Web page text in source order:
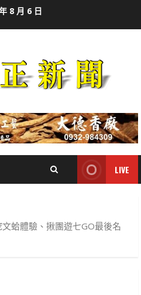
8 月 6 日
LIVE
蛤體驗、揪團遊七GO最後名